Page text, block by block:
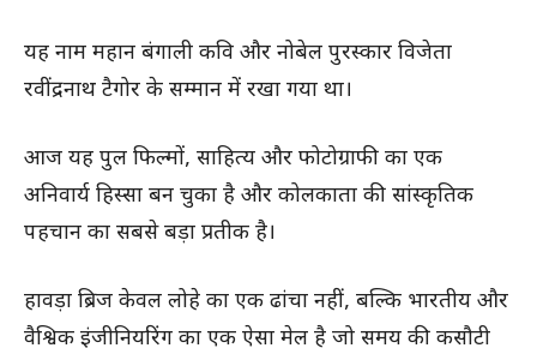
यह नाम महान बंगाली कवि और नोबेल पुरस्कार विजेता
रवींद्रनाथ टैगोर के सम्मान में रखा गया था।
आज यह पुल फिल्मों, साहित्य और फोटोग्राफी का एक
अनिवार्य हिस्सा बन चुका है और कोलकाता की सांस्कृतिक
पहचान का सबसे बड़ा प्रतीक है।
हावड़ा ब्रिज केवल लोहे का एक ढांचा नहीं, बल्कि भारतीय और
वैश्विक इंजीनियरिंग का एक ऐसा मेल है जो समय की कसौटी